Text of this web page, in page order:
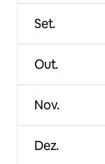
Set.
Out.
Nov.
Dez.